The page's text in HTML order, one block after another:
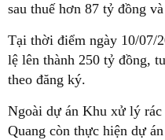
sau thuế hơn 87 tỷ đồng
Tại thời điểm ngày 10/07/
lệ lên thành 250 tỷ đồng,
theo đăng ký.
Ngoài dự án Khu xử lý
Quang còn thực hiện dự